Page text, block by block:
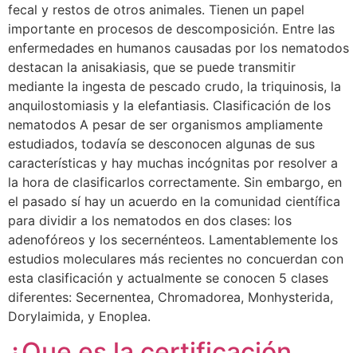
fecal y restos de otros animales. Tienen un papel
importante en procesos de descomposición. Entre las
enfermedades en humanos causadas por los nematodos
destacan la anisakiasis, que se puede transmitir
mediante la ingesta de pescado crudo, la triquinosis, la
anquilostomiasis y la elefantiasis. Clasificación de los
nematodos A pesar de ser organismos ampliamente
estudiados, todavía se desconocen algunas de sus
características y hay muchas incógnitas por resolver a
la hora de clasificarlos correctamente. Sin embargo, en
el pasado sí hay un acuerdo en la comunidad científica
para dividir a los nematodos en dos clases: los
adenofóreos y los secernénteos. Lamentablemente los
estudios moleculares más recientes no concuerdan con
esta clasificación y actualmente se conocen 5 clases
diferentes: Secernentea, Chromadorea, Monhysterida,
Dorylaimida, y Enoplea.